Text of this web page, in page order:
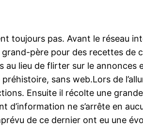
toujours pas. Avant le réseau
père pour des recettes de
lieu de flirter sur le annonces
sans web.Lors de
Ensuite il récolte une
ne s’arrête en
de ce dernier ont eu une